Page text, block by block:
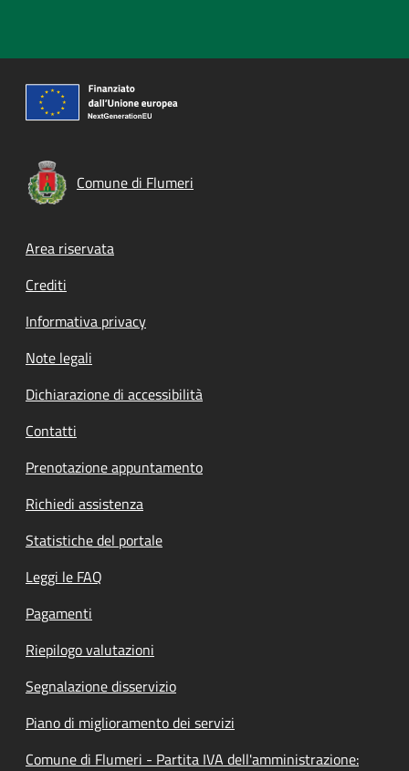
Comune di Flumeri
Footer menu
Area riservata
Crediti
Informativa privacy
Note legali
Dichiarazione di accessibilità
Contatti
Prenotazione appuntamento
Richiedi assistenza
Statistiche del portale
Leggi le FAQ
Pagamenti
Riepilogo valutazioni
Segnalazione disservizio
Piano di miglioramento dei servizi
Comune di Flumeri - Partita IVA dell'amministrazione: